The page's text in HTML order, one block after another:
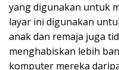
yang digunakan untuk
layar ini digunakan
anak dan remaja juga
menghabiskan lebih
komputer mereka